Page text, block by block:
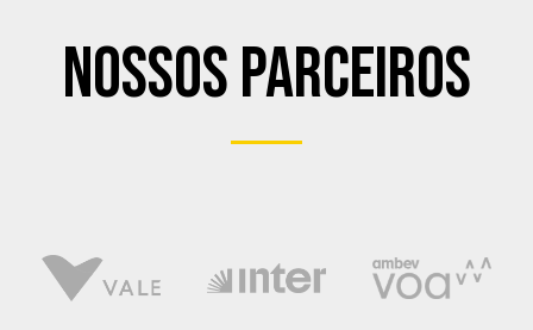
Nossos Parceiros